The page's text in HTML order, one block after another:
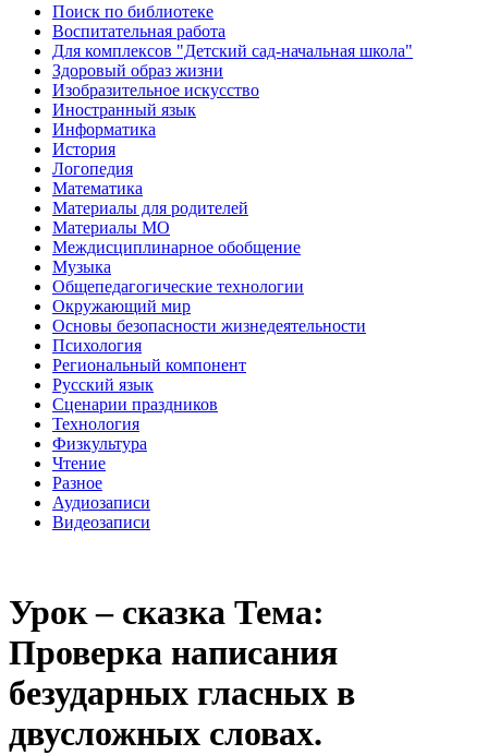
Поиск по библиотеке
Воспитательная работа
Для комплексов "Детский сад-начальная школа"
Здоровый образ жизни
Изобразительное искусство
Иностранный язык
Информатика
История
Логопедия
Математика
Материалы для родителей
Материалы МО
Междисциплинарное обобщение
Музыка
Общепедагогические технологии
Окружающий мир
Основы безопасности жизнедеятельности
Психология
Региональный компонент
Русский язык
Сценарии праздников
Технология
Физкультура
Чтение
Разное
Аудиозаписи
Видеозаписи
Урок – сказка Тема:
Проверка написания
безударных гласных в
двусложных словах.